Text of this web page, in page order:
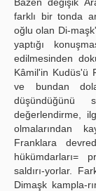
farklı bir tonda
oğlu olan Di-
yaptığı
edilmesinden
Kâmil'in Kudüs'ü
ve bundan
düşündüğünü
değerlendirme,
olmalarından
Franklara
hükümdarları=
saldırı-yorlar.
Dimaşk kampla-